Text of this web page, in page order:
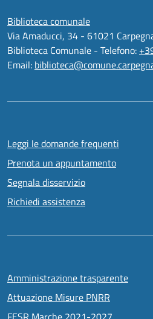
Biblioteca comunale
Via Amaducci, 34 - 61021
Biblioteca Comunale - Telefono:
Email:
Leggi le domande frequenti
Prenota un appuntamento
Segnala disservizio
Richiedi assistenza
Amministrazione trasparente
Attuazione Misure PNRR